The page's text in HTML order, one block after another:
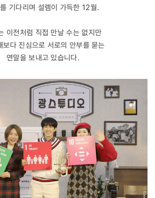
기다리며 설렘이 가득한 12월.
이전처럼 직접 만날 수는 없지만
보다 진심으로 서로의 안부를 묻는
연말을 보내고 있습니다.